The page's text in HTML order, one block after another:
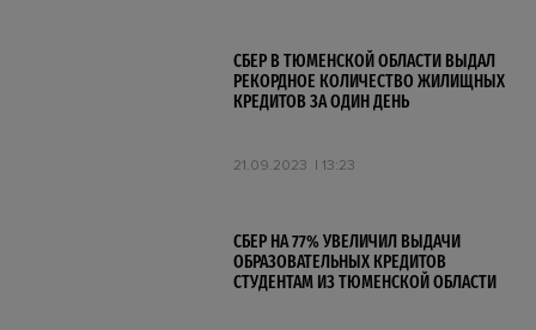
СБЕР В ТЮМЕНСКОЙ ОБЛАСТИ ВЫДАЛ
РЕКОРДНОЕ КОЛИЧЕСТВО ЖИЛИЩНЫХ
КРЕДИТОВ ЗА ОДИН ДЕНЬ
21.09.2023 13:23
СБЕР НА 77% УВЕЛИЧИЛ ВЫДАЧИ
ОБРАЗОВАТЕЛЬНЫХ КРЕДИТОВ
СТУДЕНТАМ ИЗ ТЮМЕНСКОЙ ОБЛАСТИ